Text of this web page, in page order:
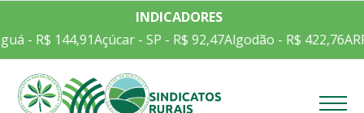
INDICADORES
- R$ 144,91Açúcar - SP - R$ 92,47Algodão - R$ 422,76